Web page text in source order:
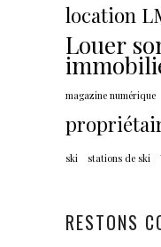
location
Louer
magazine numérique
ski stations de ski
RESTONS